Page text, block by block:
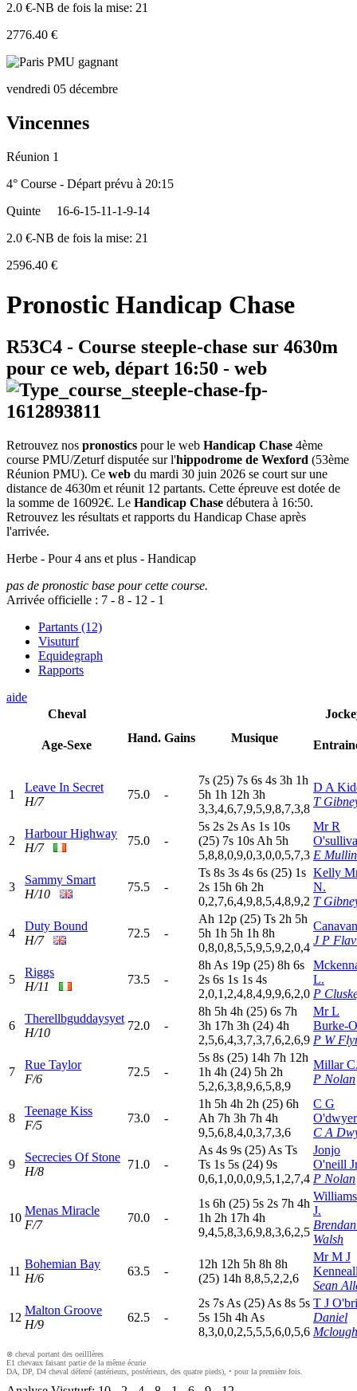
2.0 €-NB de fois la mise: 21
2776.40 €
vendredi 05 décembre
Vincennes
Réunion 1
4° Course - Départ prévu à 20:15
Quinte
16-6-15-11-1-9-14
2.0 €-NB de fois la mise: 21
2596.40 €
Pronostic Handicap Chase
R53C4 - Course steeple-chase sur 4630m
pour ce web, départ 16:50 - web
Retrouvez nos pronostics pour le web Handicap Chase 4ème
course PMU/Zeturf disputée sur l'hippodrome de Wexford (53ème
Réunion PMU). Ce web du mardi 30 juin 2026 se court sur une
distance de 4630m et réunit 12 partants. Cette épreuve est dotée de
la somme de 16092€. Le Handicap Chase débutera à 16:50.
Retrouvez les résultats et rapports du Handicap Chase après
l'arrivée.
Herbe - Pour 4 ans et plus - Handicap
pas de pronostic base pour cette course.
Arrivée officielle : 7 - 8 - 12 - 1
Partants (12)
Visuturf
Equidegraph
Rapports
aide
Cheval
Age-Sexe
Hand. Gains Musique
1
Leave In Secret
H/7
75.0 -
7s (25) 7s 6s 4s 3h 1h
5h 1h 12h 3h
3,3,4,6,7,9,5,9,8,7,3,8
D A
T
2
Harbour Highway
H/7
75.0 -
5s 2s 2s As 1s 10s
(25) 7s 10s Ah 5h
5,8,8,0,9,0,3,0,0,5,7,3
Mr R
E
3
Sammy Smart
H/10
75.5 -
Ts 8s 3s 4s 6s (25) 1s
2s 15h 6h 2h
0,2,7,6,4,9,8,5,4,8,9,2
Kelly
N.
T
4
Duty Bound
H/7
72.5 -
Ah 12p (25) Ts 2h 5h
5h 1h 5h 1h 8h
0,8,0,8,5,5,9,5,9,2,0,4
J P
5
Riggs
H/11
73.5 -
8h As 19p (25) 8h 6s
2s 6s 1s 1s 4s
2,0,1,2,4,8,4,9,9,6,2,0
L.
P
6
Therellbguddaysyet
H/10
72.0 -
8h 5h 4h (25) 6s 7h
3h 17h 3h (24) 4h
2,5,6,4,3,7,3,7,6,2,6,9
Mr L
Burke-
P W
7
Rue Taylor
F/6
72.5 -
5s 8s (25) 14h 7h 12h
1h 4h (24) 5h 2h
5,2,6,3,8,9,6,5,8,9
Millar
P Nolan
8
Teenage Kiss
F/5
73.0 -
1h 5h 4h 2h (25) 6h
Ah 7h 3h 7h 4h
9,5,6,8,4,0,3,7,3,6
C G
O'dwyer
C A
9
Secrecies Of Stone
H/8
71.0 -
As 4s 9s (25) As Ts
Ts 1s 5s (24) 9s
0,6,1,0,0,0,9,5,1,2,7,4
Jonjo
O'neill
P Nolan
10
Menas Miracle
F/7
70.0 -
1s 6h (25) 5s 2s 7h 4h
1h 2h 17h 4h
9,4,5,8,3,6,9,8,3,6,2,5
J.
Walsh
11
Bohemian Bay
H/6
63.5 -
12h 12h 5h 8h 8h
(25) 14h 8,8,5,2,2,6
Mr M J
Sean
12
Malton Groove
H/9
62.5 -
2s 7s As (25) As 8s 5s
5s 15h 4h As
8,3,0,0,2,5,5,5,6,0,5,6
T J
Daniel
⊗ cheval portant des oeilllères
E1 chevaux faisant partie de la même écurie
DA, DP, D4 cheval déferré (antérieurs, postérieurs, des quatre pieds), • pour la première fois.